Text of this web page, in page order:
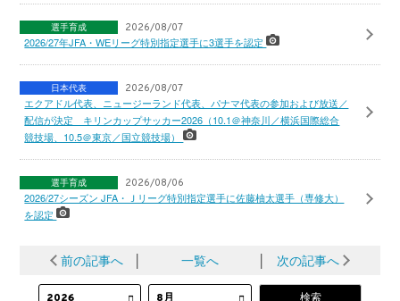
選手育成 2026/08/07
2026/27年JFA・WEリーグ特別指定選手に3選手を認定
日本代表 2026/08/07
エクアドル代表、ニュージーランド代表、パナマ代表の参加および放送／
配信が決定 キリンカップサッカー2026（10.1＠神奈川／横浜国際総合
競技場、10.5＠東京／国立競技場）
選手育成 2026/08/06
2026/27シーズン JFA・Ｊリーグ特別指定選手に佐藤柚太選手（専修大）
を認定
前の記事へ │ 一覧へ │ 次の記事へ